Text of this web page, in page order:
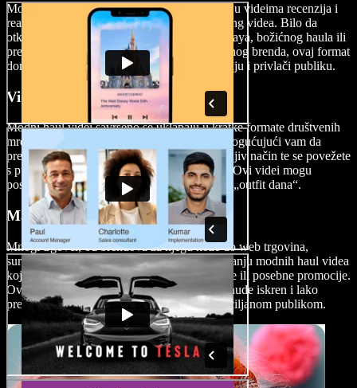
Modni haul videi posebno dolaze do izražaja u videima recenzija i
reakcija, osobito u popularnom žanru unboxing videa. Bilo da
otkrivate najnovije modne ulove s Black Fridaya, božićnog haula ili
predstavljate nove proizvode omiljenog modnog brenda, ovaj format
donosi uzbuđenje i autentičnost vašem sadržaju i privlači publiku.
Videi za društvene mreže
Modni haul videi savršeno se uklapaju u kratke formate društvenih
mreža poput TikToka i Instagram Reelsa, omogućujući vam da
predstavite svoj stil na sažet i vizualno zanimljiv način te se povežete
s publikom kroz najnovije trendove i stilove. Ovi videi mogu
poslužiti kao inspiracija vašim pratiteljima za „outfit dana“.
Marketinški videi
Mnogi trgovci, od brendova za njegu kože do web trgovina,
surađuju s influencerima i vlogerima na stvaranju modnih haul videa
koji ističu nove kolekcije, sezonske proizvode ili posebne promocije.
Ovi videi ne prikazuju samo proizvode, već nude iskren i lako
prepoznatljiv uvid, što dodatno gradi vezu s ciljanom publikom.